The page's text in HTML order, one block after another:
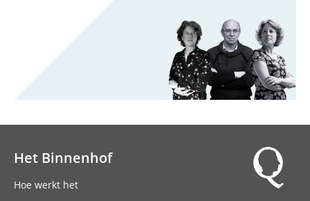
Het Binnenhof
Hoe werkt het